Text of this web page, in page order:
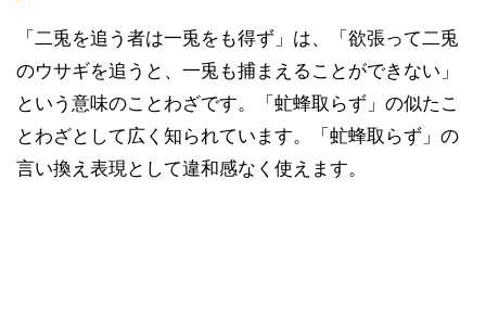
「二兎を追う者は一兎をも得ず」は、「欲張って二兎
のウサギを追うと、一兎も捕まえることができない」
という意味のことわざです。「虻蜂取らず」の似たこ
とわざとして広く知られています。「虻蜂取らず」の
言い換え表現として違和感なく使えます。